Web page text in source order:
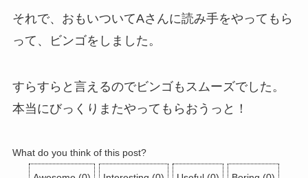
それで、おもいついてAさんに読み手をやってもら
って、ビンゴをしました。
すらすらと言えるのでビンゴもスムーズでした。
本当にびっくりまたやってもらおうっと！
What do you think of this post?